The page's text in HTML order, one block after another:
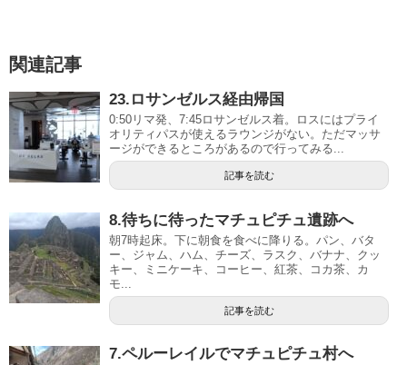
関連記事
23.ロサンゼルス経由帰国
0:50リマ発、7:45ロサンゼルス着。ロスにはプライ
オリティパスが使えるラウンジがない。ただマッサ
ージができるところがあるので行ってみる...
記事を読む
8.待ちに待ったマチュピチュ遺跡へ
朝7時起床。下に朝食を食べに降りる。パン、バタ
ー、ジャム、ハム、チーズ、ラスク、バナナ、クッ
キー、ミニケーキ、コーヒー、紅茶、コカ茶、カ
モ...
記事を読む
7.ペルーレイルでマチュピチュ村へ